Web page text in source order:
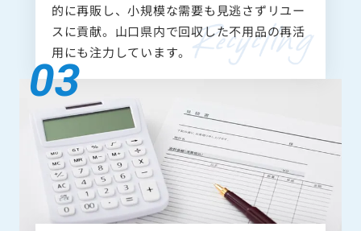
的に再販し、小規模な需要も見逃さずリユー
スに貢献。山口県内で回収した不用品の再活
用にも注力しています。